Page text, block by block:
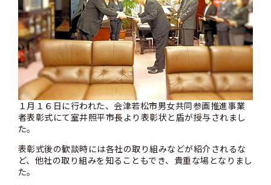
１月１６日に行われた、会津若松市男女共同参画推進事業
者表彰式にて室井照平市長より表彰状と盾が授与されまし
た。
表彰式後の歓談時には各社の取り組みなどが紹介されるな
ど、他社の取り組みを知ることもでき、貴重な場となりまし
た。